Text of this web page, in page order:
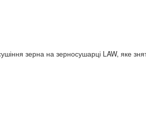
зерна на зерносушарці LAW, яке